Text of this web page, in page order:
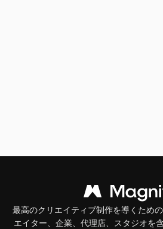
最高のクリエイティブ制作を導くため
エイター、企業、代理店、スタジオを